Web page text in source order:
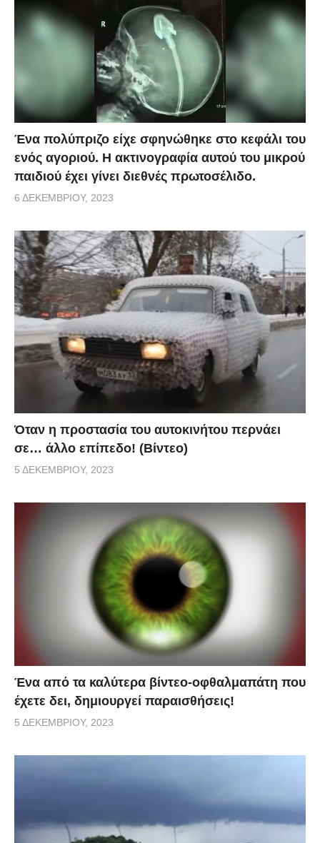
Ένα πολύπριζο είχε σφηνώθηκε στο κεφάλι του
ενός αγοριού. Η ακτινογραφία αυτού του μικρού
παιδιού έχει γίνει διεθνές πρωτοσέλιδο.
6 ΔΕΚΕΜΒΡΊΟΥ, 2023
Όταν η προστασία του αυτοκινήτου περνάει
σε… άλλο επίπεδο! (Βίντεο)
5 ΔΕΚΕΜΒΡΊΟΥ, 2023
Ένα από τα καλύτερα βίντεο-οφθαλμαπάτη που
έχετε δει, δημιουργεί παραισθήσεις!
5 ΔΕΚΕΜΒΡΊΟΥ, 2023